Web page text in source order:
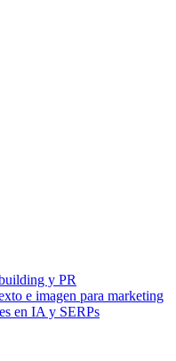
y PR
e imagen para marketing
en IA y SERPs